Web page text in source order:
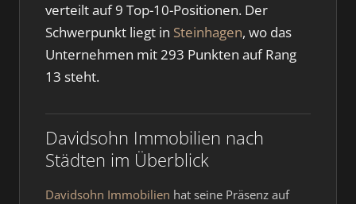
verteilt auf 9 Top-10-Positionen. Der
Schwerpunkt liegt in Steinhagen, wo das
Unternehmen mit 293 Punkten auf Rang
13 steht.
Davidsohn Immobilien nach
Städten im Überblick
Davidsohn Immobilien hat seine Präsenz auf